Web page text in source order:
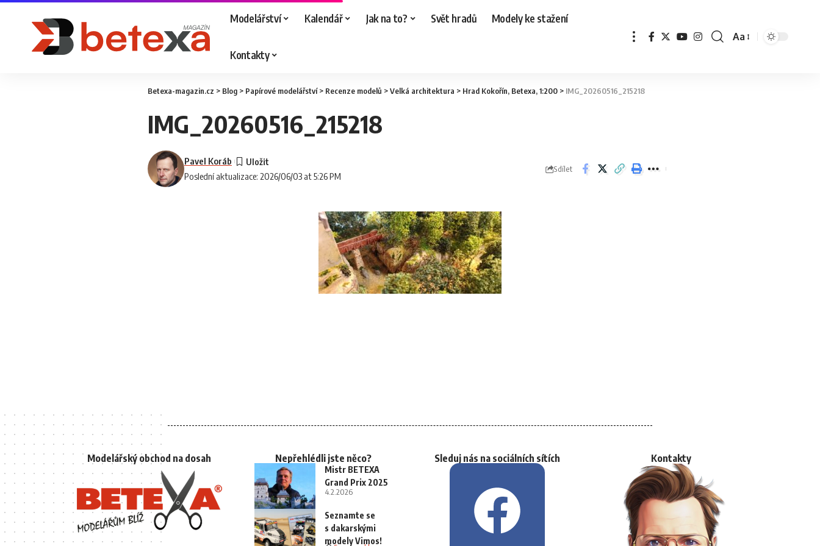
Modelářství Kalendář Jak na to? Svět hradů Modely ke stažení
Kontakty
Aa
Betexa-magazin.cz > Blog > Papírové modelářství> Recenze modelů >Velká architektura > Hrad Kokořín, Betexa, 1:200 > IMG_20260516_215218
IMG_20260516_215218
Poslední aktualizace: 2026/06/03 at 5:26 PM
Pavel Koráb
Sdílet
Modelářský obchod na dosah Nepřehlédli jste něco?
Mistr BETEXA
Grand Prix 2025
4.2.2026
Seznamte se
s dakarskými
modely Vimos!
Sleduj nás na sociálních sítích Kontakty